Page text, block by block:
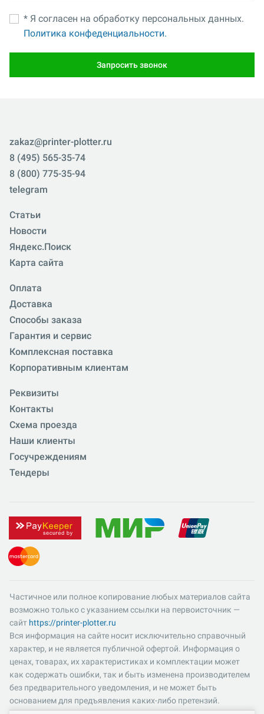
* Я согласен на обработку персональных данных.
Политика конфеденциальности.
Запросить звонок
zakaz@printer-plotter.ru
8 (495) 565-35-74
8 (800) 775-35-94
telegram
Статьи
Новости
Яндекс.Поиск
Карта сайта
Оплата
Доставка
Способы заказа
Гарантия и сервис
Комплексная поставка
Корпоративным клиентам
Реквизиты
Контакты
Схема проезда
Наши клиенты
Госучреждениям
Тендеры
Частичное или полное копирование любых материалов сайта
возможно только с указанием ссылки на первоисточник —
сайт https://printer-plotter.ru
Вся информация на сайте носит исключительно справочный
характер, и не является публичной офертой. Информация о
ценах, товарах, их характеристиках и комплектации может
как содержать ошибки, так и быть изменена производителем
без предварительного уведомления, и не может быть
основанием для предъявления каких-либо претензий.